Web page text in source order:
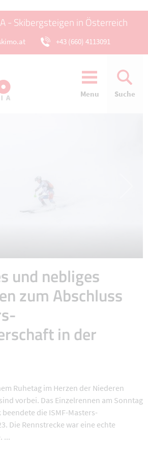
- Skibergsteigen in Österreich
+43 (660) 4113091
Menu Suche
und nebliges
zum Abschluss
in der
Ruhetag im Herzen der Niederen
vorbei. Das Einzelrennen am Sonntag
die ISMF-Masters-
Die Rennstrecke war eine echte
...